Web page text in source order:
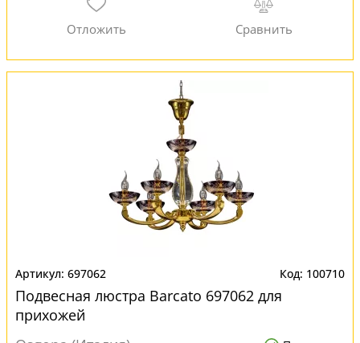
697062 100710
Подвесная люстра Barcato 697062 для
прихожей